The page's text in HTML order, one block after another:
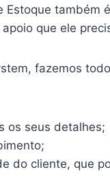
que ele
fazemos
os seus detalhes;
do cliente, que